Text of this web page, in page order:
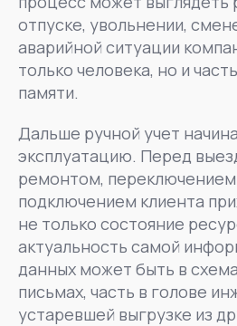
отпуске, увольнении,
аварийной ситуации
только человека, но и
памяти.
Дальше ручной учет
эксплуатацию. Перед
ремонтом, переключением
подключением клиента
не только состояние
актуальность самой
данных может быть в
письмах, часть в голове
устаревшей выгрузке из